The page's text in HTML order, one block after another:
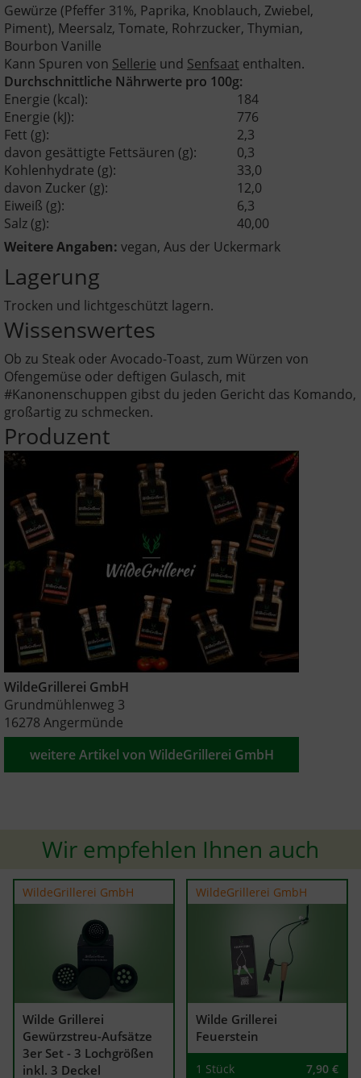
Gewürze (Pfeffer 31%, Paprika, Knoblauch, Zwiebel,
Piment), Meersalz, Tomate, Rohrzucker, Thymian,
Bourbon Vanille
Kann Spuren von Sellerie und Senfsaat enthalten.
Durchschnittliche Nährwerte pro 100g:
Energie (kcal):
184
Energie (kJ):
776
Fett (g):
2,3
davon gesättigte Fettsäuren (g):
0,3
Kohlenhydrate (g):
33,0
davon Zucker (g):
12,0
Eiweiß (g):
6,3
Salz (g):
40,00
Weitere Angaben: vegan Aus der Uckermark
Lagerung
Trocken und lichtgeschützt lagern.
Wissenswertes
Ob zu Steak oder Avocado-Toast, zum Würzen von
Ofengemüse oder deftigen Gulasch, mit
#Kanonenschuppen gibst du jeden Gericht das Komando,
großartig zu schmecken.
Produzent
WildeGrillerei GmbH
Grundmühlenweg 3
16278 Angermünde
weitere Artikel von WildeGrillerei GmbH
Wir empfehlen Ihnen auch
WildeGrillerei GmbH
Wilde Grillerei
Gewürzstreu-Aufsätze
3er Set - 3 Lochgrößen
inkl. 3 Deckel
WildeGrillerei GmbH
Wilde Grillerei
Feuerstein
1 Stück 7,90 €